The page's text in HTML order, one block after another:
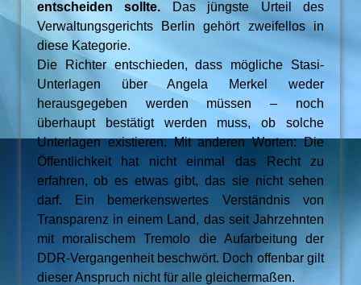
entscheiden sollte.
Das jüngste Urteil des
Verwaltungsgerichts Berlin gehört zweifellos in
diese Kategorie.
Die Richter entschieden, dass mögliche Stasi-
Unterlagen über Angela Merkel weder
herausgegeben werden müssen – noch
überhaupt bestätigt werden muss, ob solche
Unterlagen existieren. Mit anderen Worten: Die
Öffentlichkeit hat nicht einmal das Recht zu
erfahren, ob es etwas gibt, das sie nicht sehen
darf. Ein bemerkenswertes Verständnis von
Transparenz in einem Land, das seit Jahrzehnten
mit moralischem Tremolo die Aufarbeitung der
DDR-Vergangenheit beschwört. Doch offenbar gilt
dieser Anspruch nicht für alle gleichermaßen.